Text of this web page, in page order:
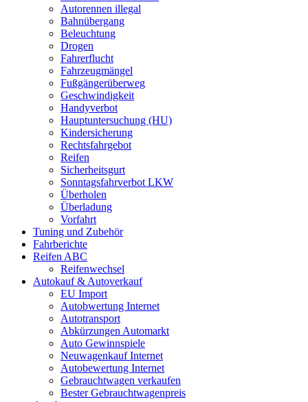
Autorennen illegal
Bahnübergang
Beleuchtung
Drogen
Fahrerflucht
Fahrzeugmängel
Fußgängerüberweg
Geschwindigkeit
Handyverbot
Hauptuntersuchung (HU)
Kindersicherung
Rechtsfahrgebot
Reifen
Sicherheitsgurt
Sonntagsfahrverbot LKW
Überholen
Überladung
Vorfahrt
Tuning und Zubehör
Fahrberichte
Reifen ABC
Reifenwechsel
Autokauf & Autoverkauf
EU Import
Autobwertung Internet
Autotransport
Abkürzungen Automarkt
Auto Gewinnspiele
Neuwagenkauf Internet
Autobewertung Internet
Gebrauchtwagen verkaufen
Bester Gebrauchtwagenpreis